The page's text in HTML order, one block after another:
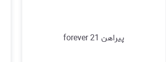
پیراهن forever 21